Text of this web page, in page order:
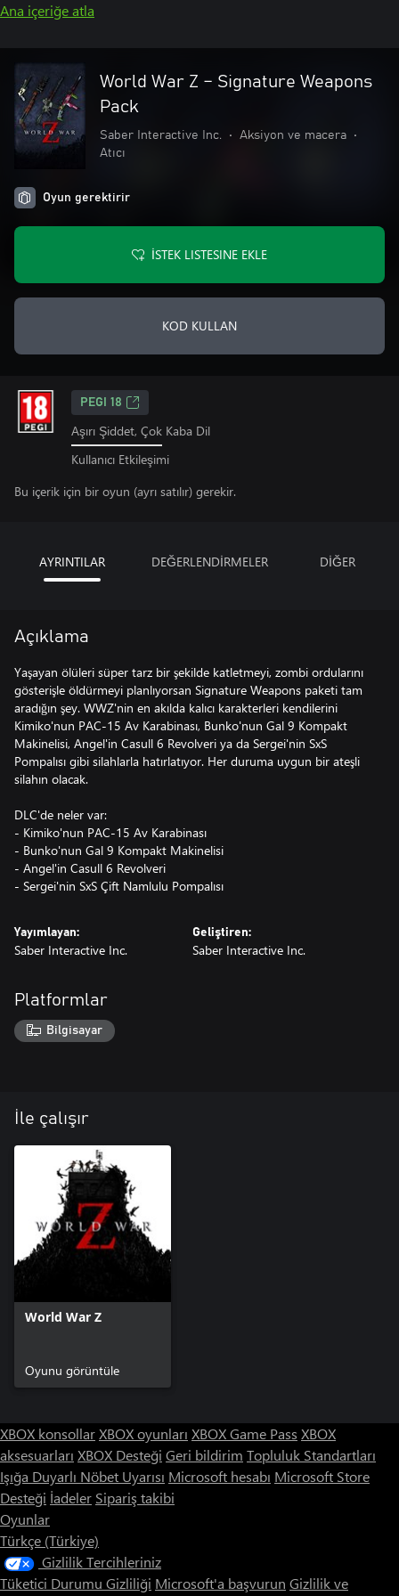
Ana içeriğe atla
World War Z – Signature Weapons
Pack
Saber Interactive Inc. • Aksiyon ve macera
•
Atıcı
Oyun gerektirir
İSTEK LISTESINE EKLE
KOD KULLAN
PEGI 18
Aşırı Şiddet, Çok Kaba Dil
Kullanıcı Etkileşimi
Bu içerik için bir oyun (ayrı satılır) gerekir.
AYRINTILAR DEĞERLENDİRMELER DİĞER
Açıklama
Yaşayan ölüleri süper tarz bir şekilde katletmeyi, zombi ordularını
gösterişle öldürmeyi planlıyorsan Signature Weapons paketi tam
aradığın şey. WWZ'nin en akılda kalıcı karakterleri kendilerini
Kimiko'nun PAC-15 Av Karabinası, Bunko'nun Gal 9 Kompakt
Makinelisi, Angel'in Casull 6 Revolveri ya da Sergei'nin SxS
Pompalısı gibi silahlarla hatırlatıyor. Her duruma uygun bir ateşli
silahın olacak.
DLC'de neler var:
- Kimiko'nun PAC-15 Av Karabinası
- Bunko'nun Gal 9 Kompakt Makinelisi
- Angel'in Casull 6 Revolveri
- Sergei'nin SxS Çift Namlulu Pompalısı
Yayımlayan:
Saber Interactive Inc.
Geliştiren:
Saber Interactive Inc.
Platformlar
Bilgisayar
İle çalışır
World War Z
Oyunu görüntüle
XBOX konsollarXBOX oyunları XBOX Game Pass XBOX
aksesuarları XBOX Desteği Geri bildirim Topluluk Standartları
Işığa Duyarlı Nöbet Uyarısı Microsoft hesabı Microsoft Store
Desteği İadeler Sipariş takibi
Oyunlar
Türkçe (Türkiye)
Gizlilik Tercihleriniz
Tüketici Durumu Gizliliği Microsoft'a başvurun Gizlilik ve